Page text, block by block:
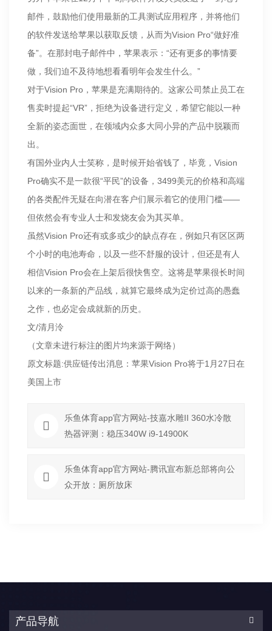
邮件，鼓励他们使用最新的工具测试应用程序，并将他们
的软件发送给苹果以获取反馈，从而为Vision Pro“做好准
备”。在那封电子邮件中，苹果表示：“还有更多的事情要
做，我们迫不及待地想看看明年会发生什么。”
对于Vision Pro，苹果是充满期待的。这家公司禁止员工在
售卖时提起“VR”，拒绝为设备进行定义，希望它能以一种
全新的姿态面世，在领域内众多大同小异的产品中脱颖而
出。
有国外业内人士笑称，是时候开始省钱了，毕竟，Vision
Pro确实不是一款很“平民”的设备，3499美元的价格和高端
的各类配件无疑在向潜在客户们展示着它的使用门槛——
但依然会有专业人士和发烧友会为其买单。
虽然Vision Pro还有或多或少的缺点存在，例如只有区区两
个小时的电池寿命，以及一些不舒服的设计，但还是有人
相信Vision Pro会在上架后很快售空。这将是苹果很长时间
以来的一条新的产品线，就算它最终成为定价过高的愚蠢
之作，也必定会成就新的历史。
文/清月泠
（文章未进行标注的图片均来源于网络）
原文标题:供应链传出消息：苹果Vision Pro将于1月27日在
美国上市
乐鱼体育app官方网站-技嘉水雕II 360水冷散
热器评测：稳压340W i9-14900K
乐鱼体育app官方网站-腾讯宣布新总部将向公
众开放：厕所放床
产品导航